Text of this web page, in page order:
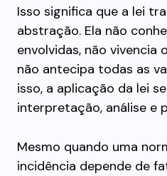
Isso significa que a lei
abstração. Ela não
envolvidas, não
não antecipa todas as
isso, a aplicação da lei
interpretação, análise e
Mesmo quando uma
incidência depende de